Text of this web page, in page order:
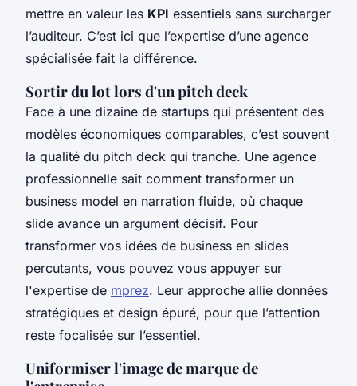
mettre en valeur les KPI essentiels sans surcharger
l’auditeur. C’est ici que l’expertise d’une agence
spécialisée fait la différence.
Sortir du lot lors d'un pitch deck
Face à une dizaine de startups qui présentent des
modèles économiques comparables, c’est souvent
la qualité du pitch deck qui tranche. Une agence
professionnelle sait comment transformer un
business model en narration fluide, où chaque
slide avance un argument décisif. Pour
transformer vos idées de business en slides
percutants, vous pouvez vous appuyer sur
l'expertise de mprez. Leur approche allie données
stratégiques et design épuré, pour que l’attention
reste focalisée sur l’essentiel.
Uniformiser l'image de marque de